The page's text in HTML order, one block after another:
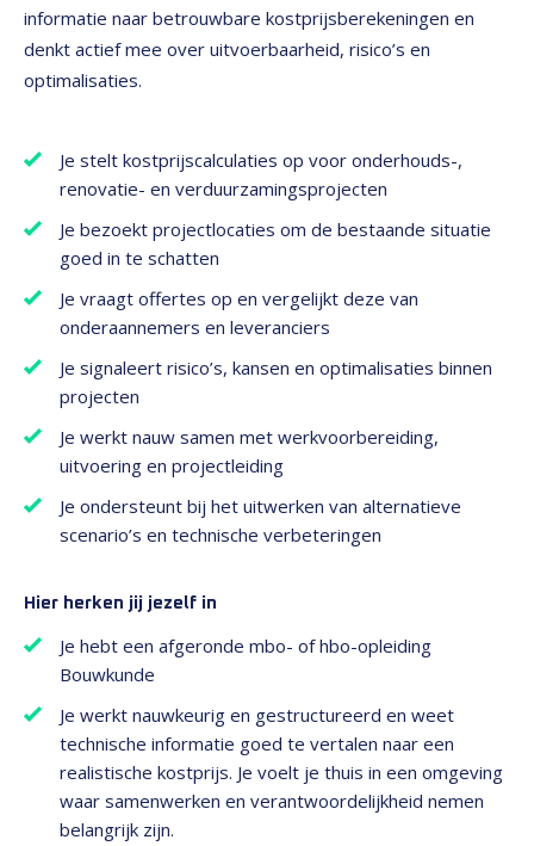
informatie naar betrouwbare kostprijsberekeningen en
denkt actief mee over uitvoerbaarheid, risico’s en
optimalisaties.
Je stelt kostprijscalculaties op voor onderhouds-,
renovatie- en verduurzamingsprojecten
Je bezoekt projectlocaties om de bestaande situatie
goed in te schatten
Je vraagt offertes op en vergelijkt deze van
onderaannemers en leveranciers
Je signaleert risico’s, kansen en optimalisaties binnen
projecten
Je werkt nauw samen met werkvoorbereiding,
uitvoering en projectleiding
Je ondersteunt bij het uitwerken van alternatieve
scenario’s en technische verbeteringen
Hier herken jij jezelf in
Je hebt een afgeronde mbo- of hbo-opleiding
Bouwkunde
Je werkt nauwkeurig en gestructureerd en weet
technische informatie goed te vertalen naar een
realistische kostprijs. Je voelt je thuis in een omgeving
waar samenwerken en verantwoordelijkheid nemen
belangrijk zijn.